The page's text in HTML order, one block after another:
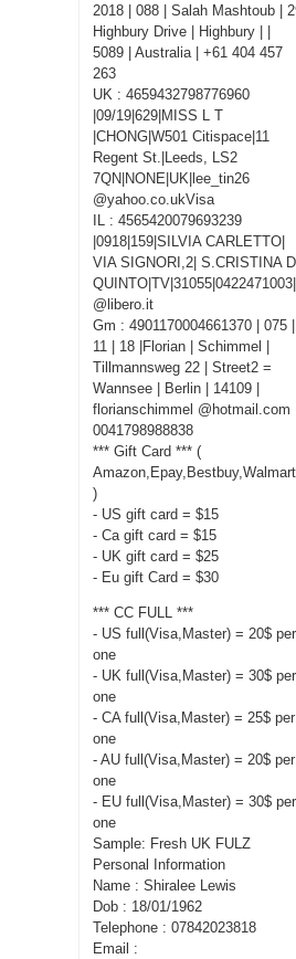
2018 | 088 | Salah Mashtoub |
Highbury Drive | Highbury | |
5089 | Australia | +61 404 457
263
UK : 4659432798776960
|09/19|629|MISS L T
|CHONG|W501 Citispace|11
Regent St.|Leeds, LS2
7QN|NONE|UK|lee_tin26
@yahoo.co.ukVisa
IL : 4565420079693239
|0918|159|SILVIA CARLETTO|
VIA SIGNORI,2| S.CRISTINA
@libero.it
Gm : 4901170004661370 | 075 |
11 | 18 |Florian | Schimmel |
Tillmannsweg 22 | Street2 =
Wannsee | Berlin | 14109 |
florianschimmel @hotmail.com
0041798988838
*** Gift Card *** (
)
- US gift card = $15
- Ca gift card = $15
- UK gift card = $25
- Eu gift Card = $30
*** CC FULL ***
- US full(Visa,Master) = 20$ per
one
- UK full(Visa,Master) = 30$ per
one
- CA full(Visa,Master) = 25$ per
one
- AU full(Visa,Master) = 20$ per
one
- EU full(Visa,Master) = 30$ per
one
Sample: Fresh UK FULZ
Personal Information
Name : Shiralee Lewis
Dob : 18/01/1962
Telephone : 07842023818
Email :